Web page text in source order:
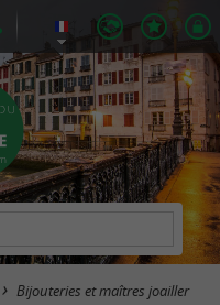
Bijouteries et maîtres joailler